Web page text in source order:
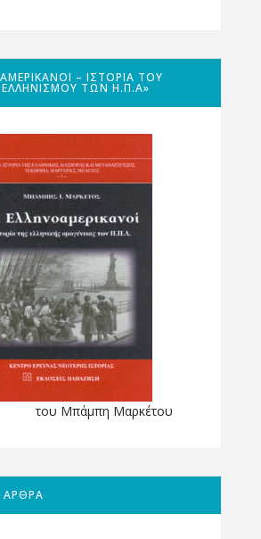
– ΙΣΤΟΡΊΑ ΤΟΥ
ΤΩΝ Η.Π.Α»
του Μπάμπη Μαρκέτου
ΑΡΘΡΑ